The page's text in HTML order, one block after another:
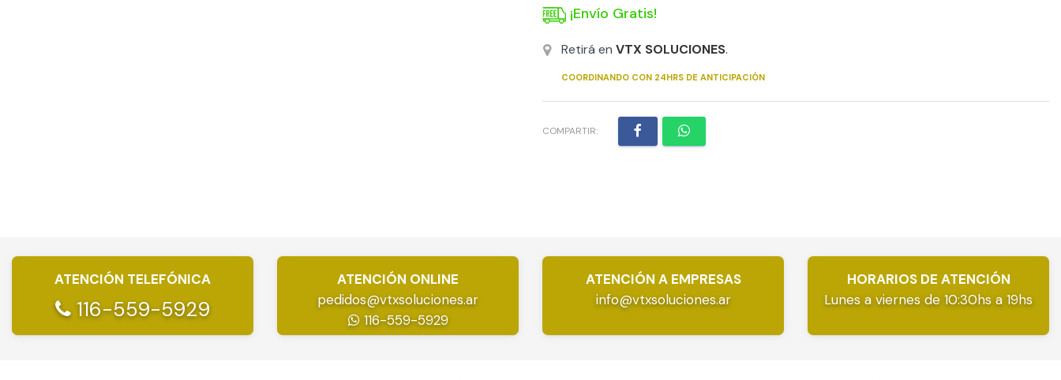
¡Envío Gratis!
Retirá en VTX SOLUCIONES.
COORDINANDO CON 24HRS DE ANTICIPACIÓN
COMPARTIR:
ATENCIÓN TELEFÓNICA
116-559-5929
ATENCIÓN ONLINE
pedidos@vtxsoluciones.ar
116-559-5929
ATENCIÓN A EMPRESAS
info@vtxsoluciones.ar
HORARIOS DE ATENCIÓN
Lunes a viernes de 10:30hs a 19hs